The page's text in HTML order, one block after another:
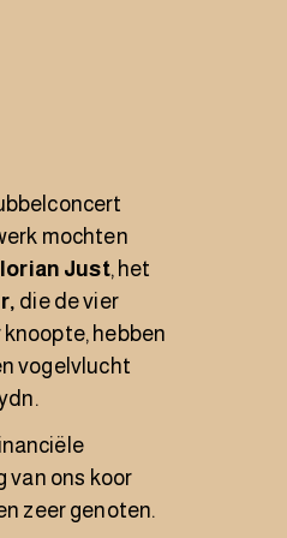
mochten
Just, het
die de vier
knoopte, hebben
vogelvlucht
van ons koor
zeer genoten.